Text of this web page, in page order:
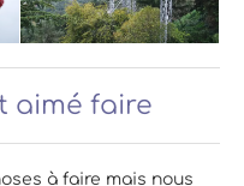
aimé faire
à faire mais nous